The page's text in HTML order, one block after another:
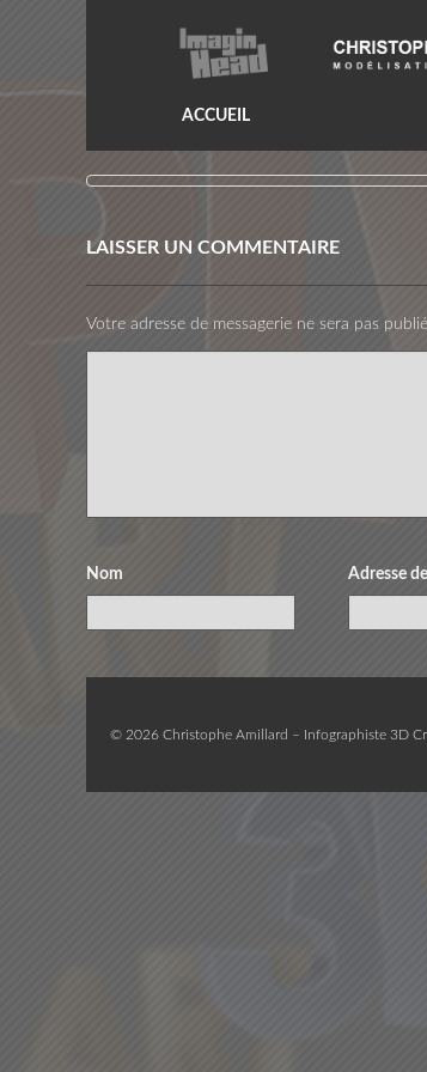
ACCUEIL
LAISSER UN COMMENTAIRE
Votre adresse de messagerie ne sera pas
Nom Adresse
© 2026 Christophe Amillard – Infographiste 3D